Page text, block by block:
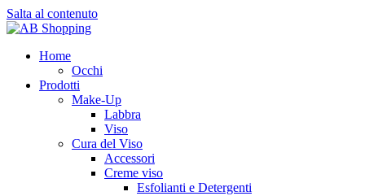
Salta al contenuto
Home
Occhi
Prodotti
Make-Up
Labbra
Viso
Cura del Viso
Accessori
Creme viso
Esfolianti e Detergenti